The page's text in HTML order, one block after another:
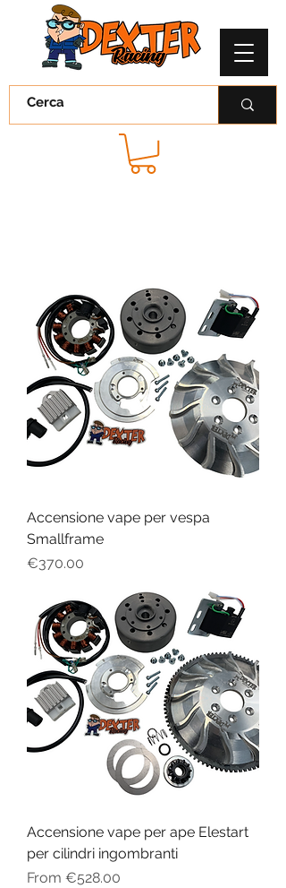
Accensione vape per vespa
Smallframe
Price
€370.00
Accensione vape per ape Elestart
per cilindri ingombranti
From €528.00
Sale Price